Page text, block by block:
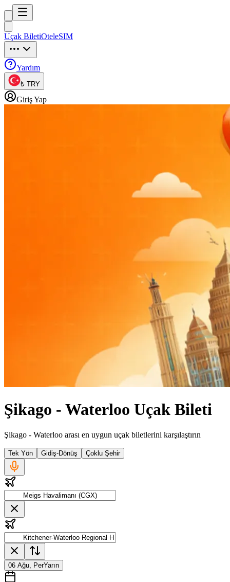
Tripuck
Uçak BiletiOteleSIM
Yardım
₺ TRY
Giriş Yap
Şikago - Waterloo Uçak Bileti
Şikago - Waterloo arası en uygun uçak biletlerini karşılaştırın
Tek Yön Gidiş-Dönüş Çoklu Şehir
06 Ağu, PerYarın